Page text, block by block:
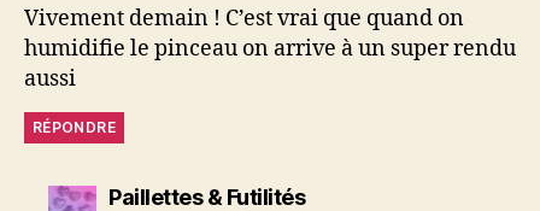
Vivement demain ! C’est vrai que quand on
humidifie le pinceau on arrive à un super rendu
aussi
RÉPONDRE
Paillettes & Futilitésdit :